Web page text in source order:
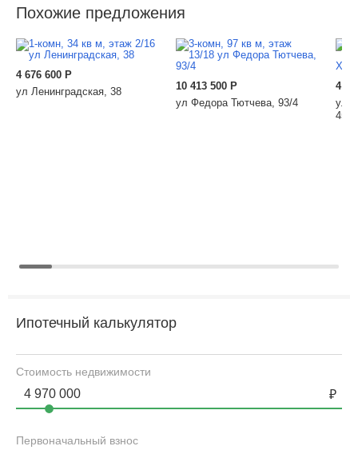
Похожие предложения
4 676 600 Р
ул Ленинградская, 38
10 413 500 Р
ул Федора Тютчева, 93/4
4
ул
45А
Ипотечный калькулятор
Стоимость недвижимости
Первоначальный взнос